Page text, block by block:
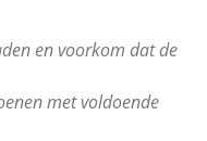
en voorkom dat de
met voldoende